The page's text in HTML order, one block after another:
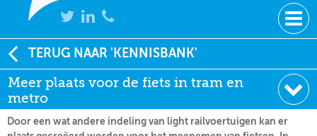
NIEUWS
BIJEENKOMSTEN
KENNISBANK
TERUG NAAR 'KENNISBANK'
Meer plaats voor de fiets in tram en
metro
Soort:
Nieuws Fietsberaad
Datum:
03-09-2008
Door een wat andere indeling van light railvoertuigen kan er